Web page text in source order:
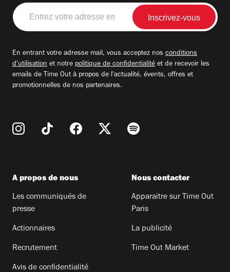
Entrez
votre
adresse
En entrant votre adresse mail, vous acceptez nos conditions
d'utilisation et notre politique de confidentialité et de recevoir les
emails de Time Out à propos de l'actualité, évents, offres et
promotionnelles de nos partenaires.
A propos de nous
Les communiqués de
presse
Actionnaires
Recrutement
Avis de confidentialité
Nous contacter
Apparaitre sur Time Out
Paris
La publicité
Time Out Market